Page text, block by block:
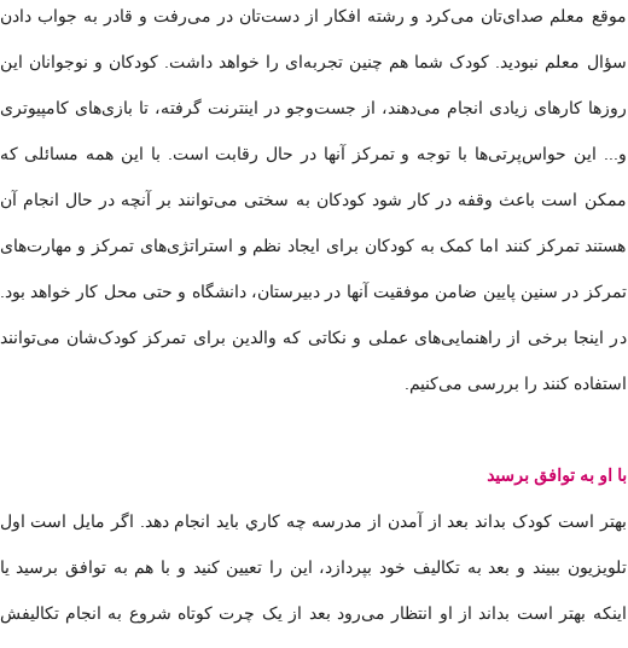
موقع معلم صدای‌تان می‌کرد و رشته افکار از دست‌تان در می‌رفت و قادر به جواب دادن
سؤال معلم نبودید. کودک شما هم چنین تجربه‌ای را خواهد داشت. کودکان و نوجوانان این
روزها کارهای زیادی انجام می‌دهند، از جست‌وجو در اینترنت گرفته، تا بازی‌های کامپیوتری
و... این حواس‌پرتی‌ها با توجه و تمرکز آنها در حال رقابت است. با این همه مسائلی که
ممکن است باعث وقفه در کار شود کودکان به سختی می‌توانند بر آنچه در حال انجام آن
هستند تمرکز کنند اما کمک به کودکان برای ایجاد نظم و استراتژی‌های تمرکز و مهارت‌های
تمرکز در سنین پایین ضامن موفقیت آنها در دبیرستان،‌ دانشگاه و حتی محل کار خواهد بود.
در اینجا برخی از راهنمایی‌های عملی و نکاتی که والدین برای تمرکز کودک‌شان می‌توانند
استفاده کنند را بررسی می‌کنیم.
با او به توافق برسید
بهتر است کودک بداند بعد از آمدن از مدرسه چه كاري بايد انجام دهد. اگر مایل است اول
تلویزیون ببیند و بعد به تکالیف خود بپردازد، این را تعیین کنید و با هم به توافق برسید یا
اینکه بهتر است بداند از او انتظار می‌رود بعد از یک چرت کوتاه شروع به انجام تکالیفش